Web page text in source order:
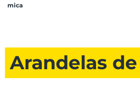
mica
Arandelas